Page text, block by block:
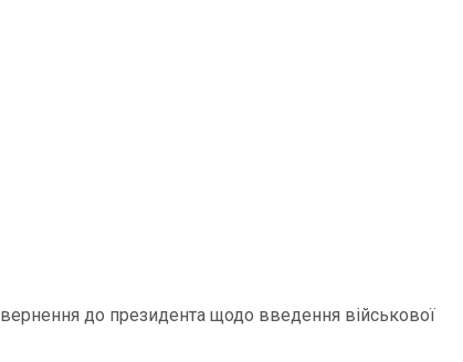
до президента щодо введення військової